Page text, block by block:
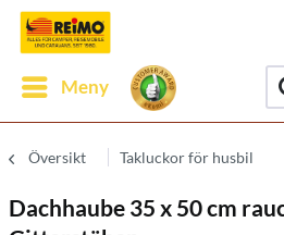
Meny
Översikt Takluckor för husbil
Dachhaube 35 x 50 cm